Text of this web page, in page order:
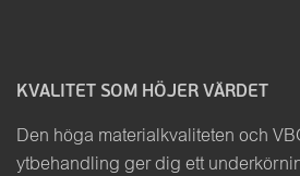
KVALITET SOM HÖJER VÄRDET
Den höga materialkvaliteten och
ytbehandling ger dig ett